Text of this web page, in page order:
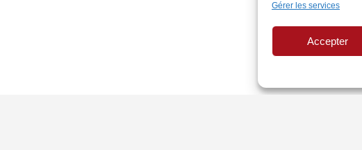
Gérer les services
Accepter